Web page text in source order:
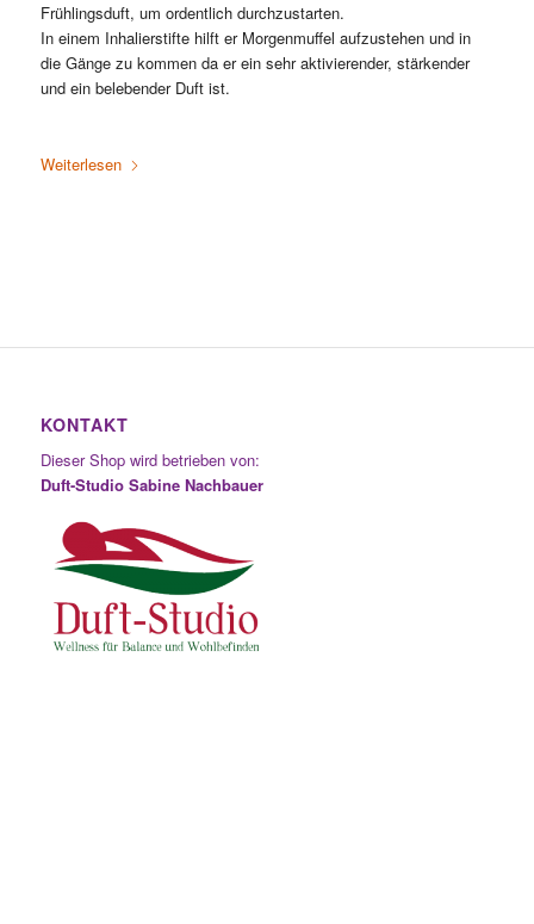
Frühlingsduft, um ordentlich durchzustarten.
In einem Inhalierstifte hilft er Morgenmuffel aufzustehen und in
die Gänge zu kommen da er ein sehr aktivierender, stärkender
und ein belebender Duft ist.
Weiterlesen
KONTAKT
Dieser Shop wird betrieben von:
Duft-Studio Sabine Nachbauer